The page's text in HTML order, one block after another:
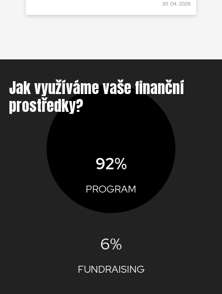
30. 04. 2026
Jak využíváme vaše finanční
prostředky?
92%
PROGRAM
6%
FUNDRAISING